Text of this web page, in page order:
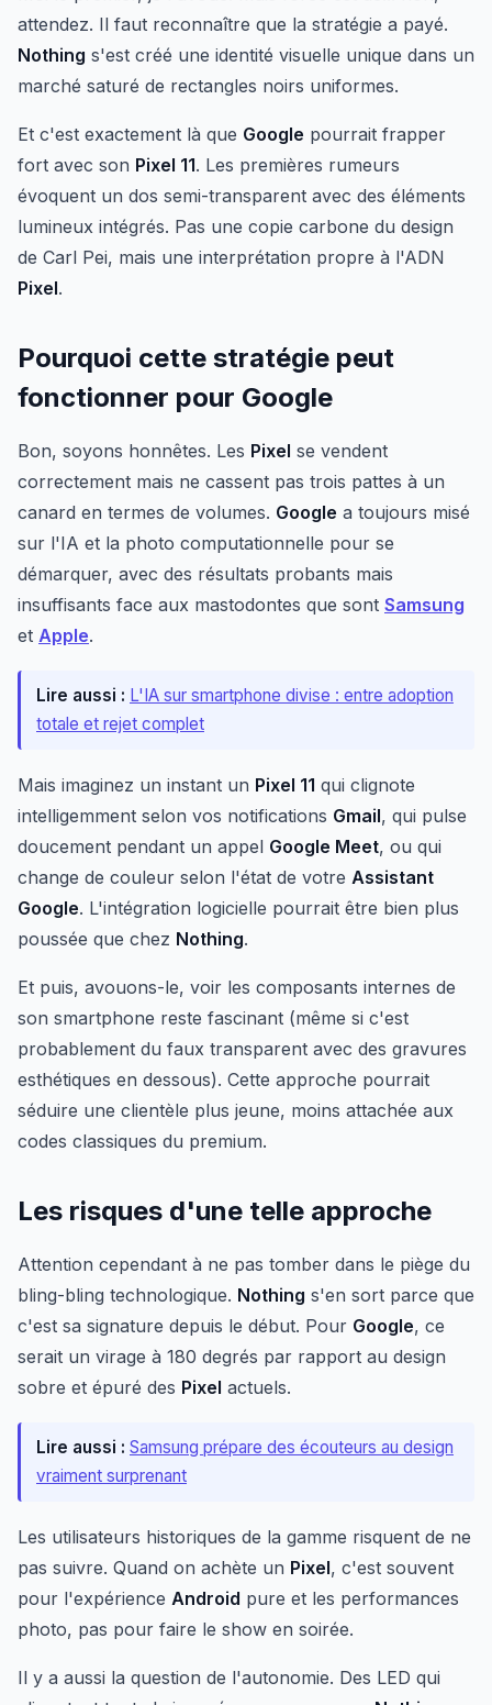
attendez. Il faut reconnaître que la stratégie a payé.
Nothing s'est créé une identité visuelle unique dans un
marché saturé de rectangles noirs uniformes.
Et c'est exactement là que Google pourrait frapper
fort avec son Pixel 11. Les premières rumeurs
évoquent un dos semi-transparent avec des éléments
lumineux intégrés. Pas une copie carbone du design
de Carl Pei, mais une interprétation propre à l'ADN
Pixel.
Pourquoi cette stratégie peut
fonctionner pour Google
Bon, soyons honnêtes. Les Pixel se vendent
correctement mais ne cassent pas trois pattes à un
canard en termes de volumes. Google a toujours misé
sur l'IA et la photo computationnelle pour se
démarquer, avec des résultats probants mais
insuffisants face aux mastodontes que sont Samsung
et Apple.
Lire aussi : L'IA sur smartphone divise : entre adoption
totale et rejet complet
Mais imaginez un instant un Pixel 11 qui clignote
intelligemment selon vos notifications Gmail, qui pulse
doucement pendant un appel Google Meet, ou qui
change de couleur selon l'état de votre Assistant
Google. L'intégration logicielle pourrait être bien plus
poussée que chez Nothing.
Et puis, avouons-le, voir les composants internes de
son smartphone reste fascinant (même si c'est
probablement du faux transparent avec des gravures
esthétiques en dessous). Cette approche pourrait
séduire une clientèle plus jeune, moins attachée aux
codes classiques du premium.
Les risques d'une telle approche
Attention cependant à ne pas tomber dans le piège du
bling-bling technologique. Nothing s'en sort parce que
c'est sa signature depuis le début. Pour Google, ce
serait un virage à 180 degrés par rapport au design
sobre et épuré des Pixel actuels.
Lire aussi : Samsung prépare des écouteurs au design
vraiment surprenant
Les utilisateurs historiques de la gamme risquent de ne
pas suivre. Quand on achète un Pixel, c'est souvent
pour l'expérience Android pure et les performances
photo, pas pour faire le show en soirée.
Il y a aussi la question de l'autonomie. Des LED qui